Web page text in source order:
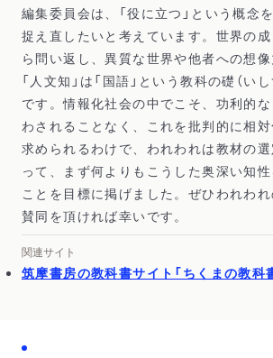
編集委員会は、「役に立つ」という概念
捉え直したいと考えています。世界の
ら問い返し、異質な世界や他者への想
「人文知」は「国語」という教科の礎（い
です。情報化社会の中でこそ、功利的
わされることなく、これを批判的に相
求められるわけで、われわれは教材の
って、まず何よりもこうした奥深い知
ことを目標に掲げました。ぜひわれわ
賛同を頂ければ幸いです。
関連サイト
筑摩書房の教科書サイト「ちくまの教科